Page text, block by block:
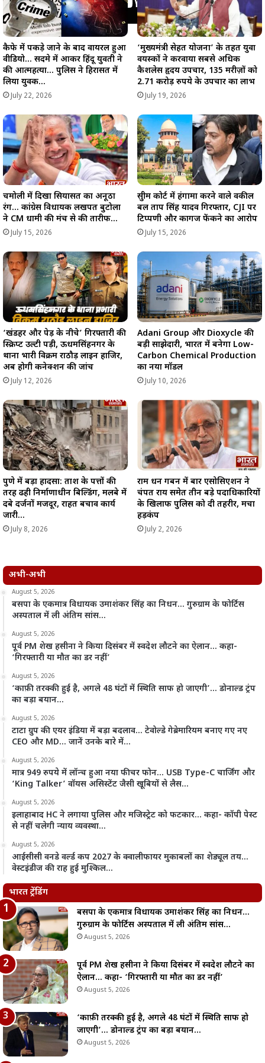
कैफे में पकड़े जाने के बाद वायरल हुआ
वीडियो… सदमे में आकर हिंदू युवती ने
की आत्महत्या… पुलिस ने हिरासत में
लिया युवक…
July 22, 2026
‘मुख्यमंत्री सेहत योजना’ के तहत युवा
वयस्कों ने करवाया सबसे अधिक
कैशलेस हृदय उपचार, 135 मरीज़ों को
2.71 करोड़ रुपये के उपचार का लाभ
July 19, 2026
चमोली में दिखा सियासत का अनूठा
रंग… कांग्रेस विधायक लखपत बुटोला
ने CM धामी की मंच से की तारीफ…
July 15, 2026
सुप्रीम कोर्ट में हंगामा करने वाले वकील
प्रबल प्रताप सिंह यादव गिरफ्तार, CJI पर
टिप्पणी और कागज फेंकने का आरोप
July 15, 2026
‘खंडहर और पेड़ के नीचे’ गिरफ्तारी की
स्क्रिप्ट उल्टी पड़ी, ऊधमसिंहनगर के
थाना प्रभारी विक्रम राठौड़ लाइन हाजिर,
अब होगी कनेक्शन की जांच
July 12, 2026
Adani Group और Dioxycle की
बड़ी साझेदारी, भारत में बनेगा Low-
Carbon Chemical Production
का नया मॉडल
July 10, 2026
पुणे में बड़ा हादसा: ताश के पत्तों की
तरह ढही निर्माणाधीन बिल्डिंग, मलबे में
दबे दर्जनों मजदूर, राहत बचाव कार्य
जारी…
July 8, 2026
राम धन गबन में बार एसोसिएशन ने
चंपत राय समेत तीन बड़े पदाधिकारियों
के खिलाफ पुलिस को दी तहरीर, मचा
हड़कंप
July 2, 2026
अभी-अभी
August 5, 2026
बसपा के एकमात्र विधायक उमाशंकर सिंह का निधन… गुरुग्राम के फोर्टिस
अस्पताल में ली अंतिम सांस…
August 5, 2026
पूर्व PM शेख हसीना ने किया दिसंबर में स्वदेश लौटने का ऐलान… कहा-
‘गिरफ्तारी या मौत का डर नहीं’
August 5, 2026
‘काफ़ी तरक्की हुई है, अगले 48 घंटों में स्थिति साफ हो जाएगी’… डोनाल्ड ट्रंप
का बड़ा बयान…
August 5, 2026
टाटा ग्रुप की एयर इंडिया में बड़ा बदलाव… टेवोल्डे गेब्रेमारियम बनाए गए नए
CEO और MD… जानें उनके बारे में…
August 5, 2026
मात्र 949 रुपये में लॉन्च हुआ नया फीचर फोन… USB Type-C चार्जिंग और
‘King Talker’ वॉयस असिस्टेंट जैसी खूबियों से लैस…
August 5, 2026
इलाहाबाद HC ने लगाया पुलिस और मजिस्ट्रेट को फटकार… कहा- कॉपी पेस्ट
से नहीं चलेगी न्याय व्यवस्था…
August 5, 2026
आईसीसी वनडे वर्ल्ड कप 2027 के क्वालीफायर मुकाबलों का शेड्यूल तय…
वेस्टइंडीज की राह हुई मुश्किल…
भारत ट्रेंडिंग
बसपा के एकमात्र विधायक उमाशंकर सिंह का निधन…
गुरुग्राम के फोर्टिस अस्पताल में ली अंतिम सांस…
August 5, 2026
पूर्व PM शेख हसीना ने किया दिसंबर में स्वदेश लौटने का
ऐलान… कहा- ‘गिरफ्तारी या मौत का डर नहीं’
August 5, 2026
‘काफ़ी तरक्की हुई है, अगले 48 घंटों में स्थिति साफ हो
जाएगी’… डोनाल्ड ट्रंप का बड़ा बयान…
August 5, 2026